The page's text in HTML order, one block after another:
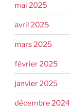
mai 2025
avril 2025
mars 2025
février 2025
janvier 2025
décembre 2024